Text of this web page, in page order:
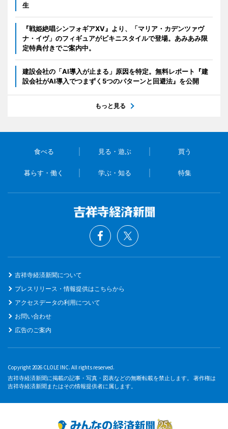
生
『戦姫絶唱シンフォギアXV』より、「マリア・カデンツァヴ
ナ・イヴ」のフィギュアがビキニスタイルで登場。あみあみ限
定特典付きでご案内中。
建設会社の「AI導入が止まる」原因を特定。無料レポート『建
設会社がAI導入でつまずく5つのパターンと回避法』を公開
もっと見る
食べる 見る・遊ぶ 買う
暮らす・働く 学ぶ・知る 特集
吉祥寺経済新聞について
プレスリリース・情報提供はこちらから
アクセスデータの利用について
お問い合わせ
広告のご案内
Copyright 2026 CLOLE INC. All rights reserved.
吉祥寺経済新聞に掲載の記事・写真・図表などの無断転載を禁止します。 著作権は
吉祥寺経済新聞またはその情報提供者に属します。